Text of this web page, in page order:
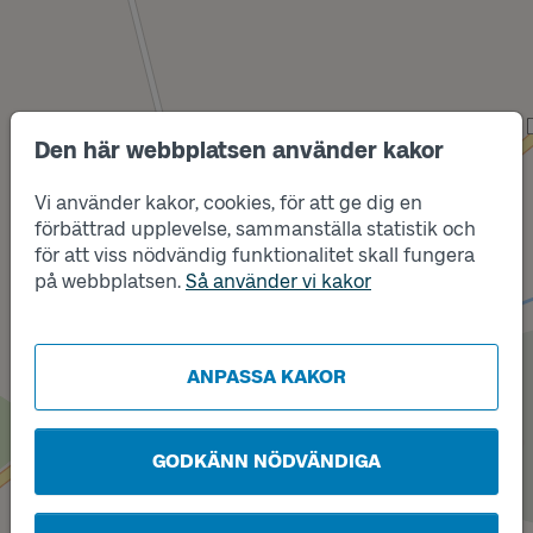
Den här webbplatsen använder kakor
Vi använder kakor, cookies, för att ge dig en
förbättrad upplevelse, sammanställa statistik och
för att viss nödvändig funktionalitet skall fungera
på webbplatsen. Så använder vi kakor
ANPASSA KAKOR
GODKÄNN NÖDVÄNDIGA
Läge
A
Läge